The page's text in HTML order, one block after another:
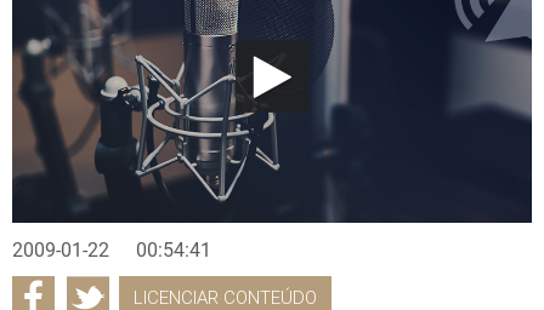
2009-01-22 00:54:41
LICENCIAR CONTEÚDO